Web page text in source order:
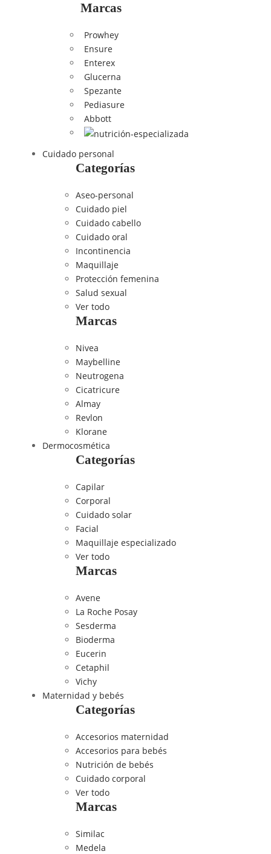
Marcas
Prowhey
Ensure
Enterex
Glucerna
Spezante
Pediasure
Abbott
Cuidado personal
Categorías
Aseo-personal
Cuidado piel
Cuidado cabello
Cuidado oral
Incontinencia
Maquillaje
Protección femenina
Salud sexual
Ver todo
Marcas
Nivea
Maybelline
Neutrogena
Cicatricure
Almay
Revlon
Klorane
Dermocosmética
Categorías
Capilar
Corporal
Cuidado solar
Facial
Maquillaje especializado
Ver todo
Marcas
Avene
La Roche Posay
Sesderma
Bioderma
Eucerin
Cetaphil
Vichy
Maternidad y bebés
Categorías
Accesorios maternidad
Accesorios para bebés
Nutrición de bebés
Cuidado corporal
Ver todo
Marcas
Similac
Medela